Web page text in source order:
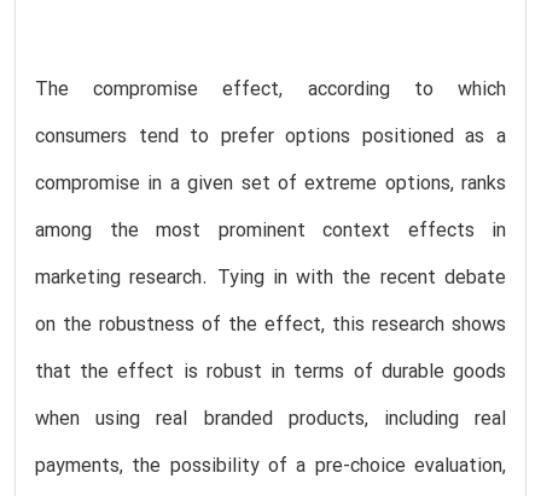
The compromise effect, according to which
consumers tend to prefer options positioned as a
compromise in a given set of extreme options, ranks
among the most prominent context effects in
marketing research. Tying in with the recent debate
on the robustness of the effect, this research shows
that the effect is robust in terms of durable goods
when using real branded products, including real
payments, the possibility of a pre-choice evaluation,